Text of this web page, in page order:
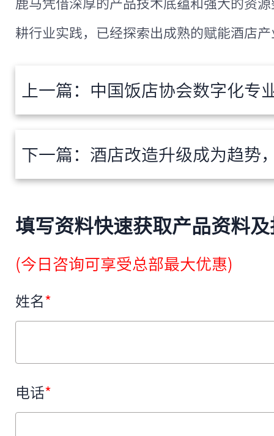
鹿马凭借深厚的产品技术底蕴和强大的资
耕行业实践，已经探索出成熟的赋能酒店
上一篇： 中国饭店协会数字化专业委员会成立，鹿马
下一篇： 酒店改造升级成为趋势，酒店
填写资料快速获取产品资料
(今日咨询可享受总部最大优惠)
姓名*
电话*